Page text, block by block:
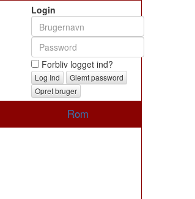
Login
Forbliv logget ind?
Glemt password
Opret bruger
Rom